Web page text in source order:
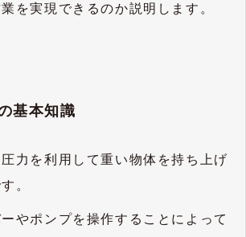
を実現できるのか説明します。
基本知識
圧力を利用して重い物体を持ち上げ
。
やポンプを操作することによって